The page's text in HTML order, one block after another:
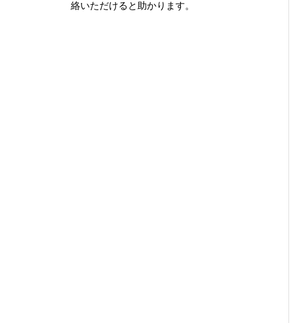
絡いただけると助かります。